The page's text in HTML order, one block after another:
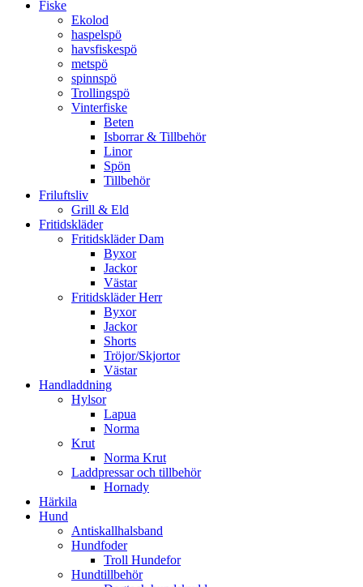
Fiske
Ekolod
haspelspö
havsfiskespö
metspö
spinnspö
Trollingspö
Vinterfiske
Beten
Isborrar & Tillbehör
Linor
Spön
Tillbehör
Friluftsliv
Grill & Eld
Fritidskläder
Fritidskläder Dam
Byxor
Jackor
Västar
Fritidskläder Herr
Byxor
Jackor
Shorts
Tröjor/Skjortor
Västar
Handladdning
Hylsor
Lapua
Norma
Krut
Norma Krut
Laddpressar och tillbehör
Hornady
Härkila
Hund
Antiskallhalsband
Hundfoder
Troll Hundefor
Hundtillbehör